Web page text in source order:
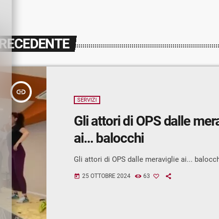
insert_link
SERVIZI
Gli attori di OPS dalle
ai… balocchi
Gli attori di OPS dalle meraviglie ai...
today 25 OTTOBRE 2024 63